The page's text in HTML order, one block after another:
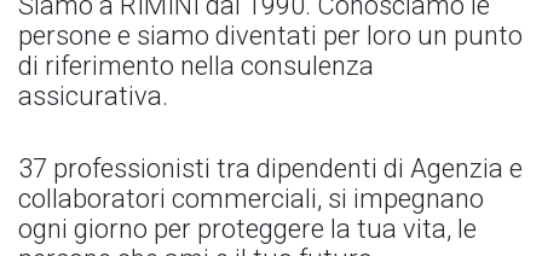
persone e siamo diventati per loro un punto
di riferimento nella consulenza
assicurativa.
37 professionisti tra dipendenti di Agenzia e
collaboratori commerciali, si impegnano
ogni giorno per proteggere la tua vita, le